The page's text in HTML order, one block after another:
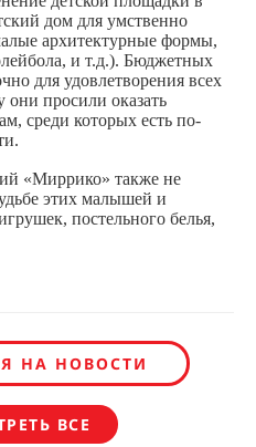
дом для умственно
архитектурные формы,
и т.д.). Бюджетных
для удовлетворения всех
они просили оказать
среди которых есть по-
«Миррико» также не
этих малышей и
постельного белья,
НА НОВОСТИ
ВСЕ